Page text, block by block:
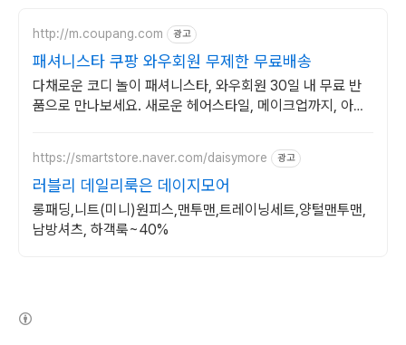
http://m.coupang.com 광고
패셔니스타 쿠팡 와우회원 무제한 무료배송
다채로운 코디 놀이 패셔니스타, 와우회원 30일 내 무료 반
품으로 만나보세요. 새로운 헤어스타일, 메이크업까지, 아이
https://smartstore.naver.com/daisymore 광고
러블리 데일리룩은 데이지모어
롱패딩,니트(미니)원피스,맨투맨,트레이닝세트,양털맨투맨,
남방셔츠, 하객룩~40%